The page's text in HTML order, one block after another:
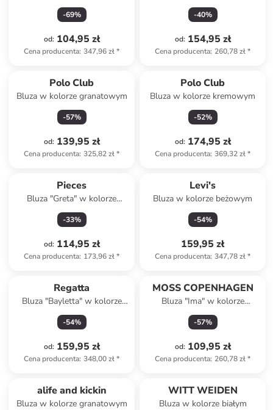
-69%
od: 104,95 zł
Cena producenta: 347,96 zł*
-40%
od: 154,95 zł
Cena producenta: 260,78 zł*
Polo Club
Bluza w kolorze granatowym
-57%
od: 139,95 zł
Cena producenta: 325,82 zł*
Polo Club
Bluza w kolorze kremowym
-52%
od: 174,95 zł
Cena producenta: 369,32 zł*
Pieces
Bluza "Greta" w kolorze
czarno-kremowym
-33%
od: 114,95 zł
Cena producenta: 173,96 zł*
Levi's
Bluza w kolorze beżowym
-54%
159,95 zł
Cena producenta: 347,78 zł*
Regatta
Bluza "Bayletta" w kolorze
granatowym
-54%
od: 159,95 zł
Cena producenta: 348,00 zł*
MOSS COPENHAGEN
Bluza "Ima" w kolorze
jasnoróżowym
-57%
od: 109,95 zł
Cena producenta: 260,78 zł*
alife and kickin
Bluza w kolorze granatowym
WITT WEIDEN
Bluza w kolorze białym